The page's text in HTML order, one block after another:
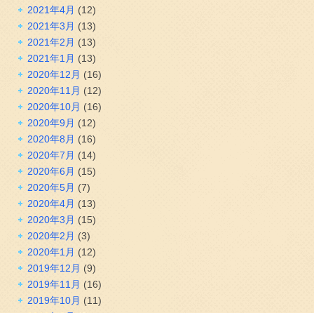
2021年4月 (12)
2021年3月 (13)
2021年2月 (13)
2021年1月 (13)
2020年12月 (16)
2020年11月 (12)
2020年10月 (16)
2020年9月 (12)
2020年8月 (16)
2020年7月 (14)
2020年6月 (15)
2020年5月 (7)
2020年4月 (13)
2020年3月 (15)
2020年2月 (3)
2020年1月 (12)
2019年12月 (9)
2019年11月 (16)
2019年10月 (11)